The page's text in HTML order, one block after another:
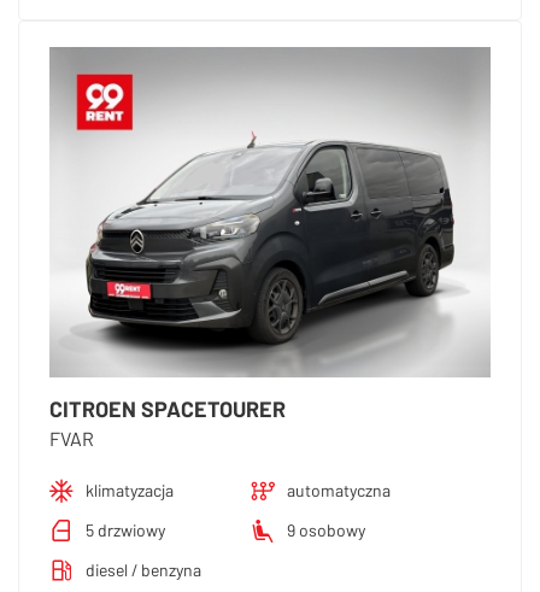
CITROEN SPACETOURER
FVAR
klimatyzacja
automatyczna
5 drzwiowy
9 osobowy
diesel / benzyna